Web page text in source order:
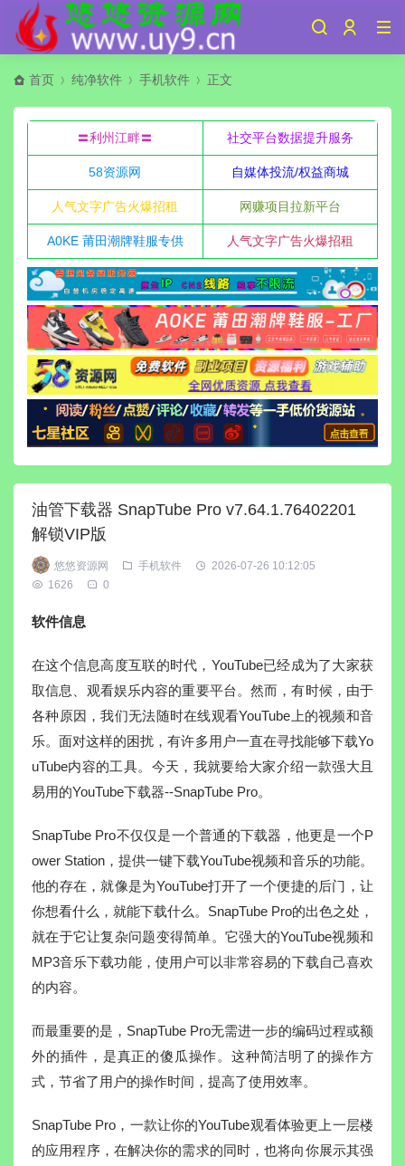
首页 纯净软件 手机软件 正文
〓利州江畔〓 社交平台数据提升服务
58资源网 自媒体投流/权益商城
人气文字广告火爆招租 网赚项目拉新平台
A0KE 莆田潮牌鞋服专供 人气文字广告火爆招租
油管下载器 SnapTube Pro v7.64.1.76402201
解锁VIP版
悠悠资源网 手机软件
2026-07-26 10:12:05
1626
0
软件信息
在这个信息高度互联的时代，YouTube已经成为了大家获
取信息、观看娱乐内容的重要平台。然而，有时候，由于
各种原因，我们无法随时在线观看YouTube上的视频和音
乐。面对这样的困扰，有许多用户一直在寻找能够下载Yo
uTube内容的工具。今天，我就要给大家介绍一款强大且
易用的YouTube下载器--SnapTube Pro。
SnapTube Pro不仅仅是一个普通的下载器，他更是一个P
ower Station，提供一键下载YouTube视频和音乐的功能。
他的存在，就像是为YouTube打开了一个便捷的后门，让
你想看什么，就能下载什么。SnapTube Pro的出色之处，
就在于它让复杂问题变得简单。它强大的YouTube视频和
MP3音乐下载功能，使用户可以非常容易的下载自己喜欢
的内容。
而最重要的是，SnapTube Pro无需进一步的编码过程或额
外的插件，是真正的傻瓜操作。这种简洁明了的操作方
式，节省了用户的操作时间，提高了使用效率。
SnapTube Pro，一款让你的YouTube观看体验更上一层楼
的应用程序，在解决你的需求的同时，也将向你展示其强